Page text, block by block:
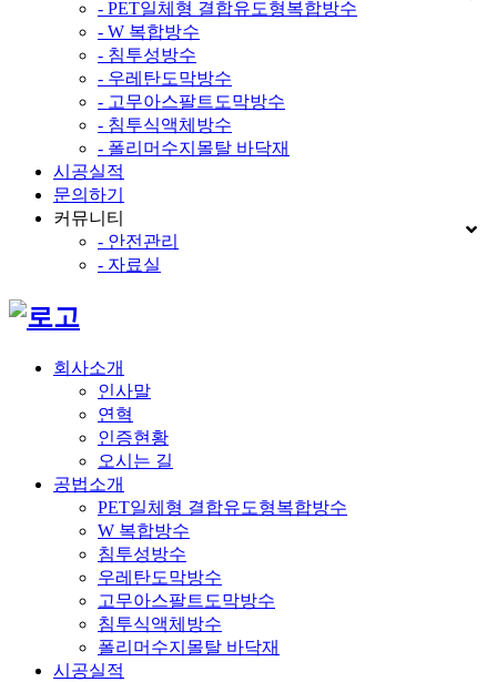
- PET일체형 결합유도형복합방수
- W 복합방수
- 침투성방수
- 우레탄도막방수
- 고무아스팔트도막방수
- 침투식액체방수
- 폴리머수지몰탈 바닥재
시공실적
문의하기
커뮤니티
- 안전관리
- 자료실
회사소개
인사말
연혁
인증현황
오시는 길
공법소개
PET일체형 결합유도형복합방수
W 복합방수
침투성방수
우레탄도막방수
고무아스팔트도막방수
침투식액체방수
폴리머수지몰탈 바닥재
시공실적